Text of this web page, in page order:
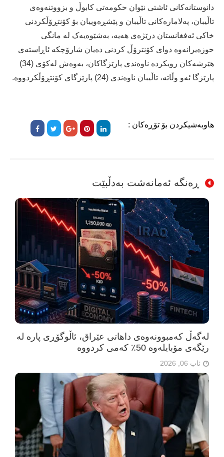
دانوستانەکانی ئاشتی نێوان حکومەتی کابوڵ و بزووتنەوەی
تاڵیبان، پەلامارەکانی تاڵیبان و پێشڕەوییان بۆ کۆنتڕۆڵکردنى
خاکى ئەفغانستان درێژەى هەیە، بەشێوەیەک لە مانگی
حوزەیرانەوە دوای کۆنترۆڵ کردنی دەیان شارۆچکە ئاڕاستەی
ھێرشەکان رویکردە ناوەندی پارێزگاکان، بەوەش لەکۆى (34)
پارێزگا ئەو وڵاتە، تاڵیبان ناوەندى (24) پارێزگاى کۆنتڕۆڵکردووە.
هاوبەشیکردن بۆ تۆڕەکان :
ڕەنگە ئەمانەشت بەدڵبێت
لەگەڵ کەمبوونەوەی داهاتی عێراق، ئاڵوگۆڕی پارە لە
رێگەی مۆبایلەوە 50٪ کەمی کردووە
ئاب 06, 2026